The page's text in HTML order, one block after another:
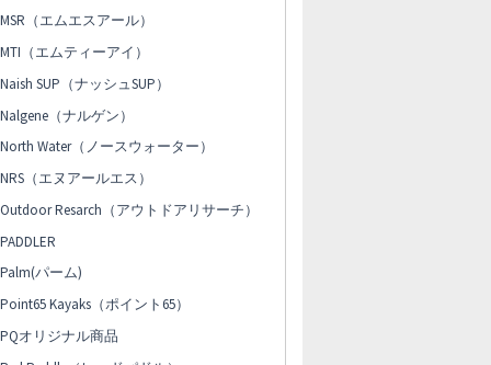
MSR（エムエスアール）
MTI（エムティーアイ）
Naish SUP（ナッシュSUP）
Nalgene（ナルゲン）
North Water（ノースウォーター）
NRS（エヌアールエス）
Outdoor Resarch（アウトドアリサーチ）
PADDLER
Palm(パーム)
Point65 Kayaks（ポイント65）
PQオリジナル商品